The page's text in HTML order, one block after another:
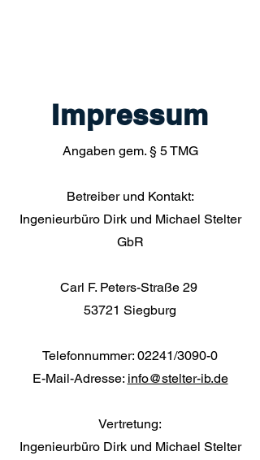
Impressum
Angaben gem. § 5 TMG
Betreiber und Kontakt:
Ingenieurbüro Dirk und Michael Stelter
GbR
Carl F. Peters-Straße 29
53721 Siegburg
Telefonnummer: 02241/3090-0
E-Mail-Adresse: info@stelter-ib.de
Vertretung:
Ingenieurbüro Dirk und Michael Stelter